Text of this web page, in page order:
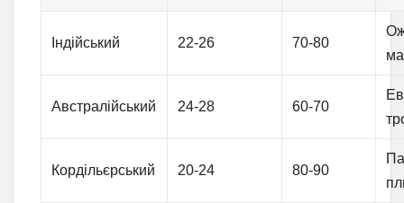
Індійський 22-26 70-80
Австралійський 24-28 60-70
Кордільєрський 20-24 80-90